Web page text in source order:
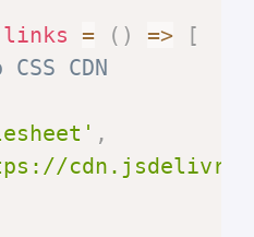
links = ( ) =>
[
CDN
,